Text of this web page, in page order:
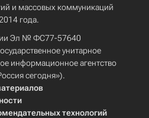
и массовых коммуникаций
года.
Эл № ФС77-57640
унитарное
информационное агентство
сегодня»).
технологий